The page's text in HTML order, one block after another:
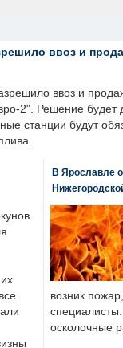
ввоз и
ввоз и
2". Решение будет
станции будут
В Ярославле
возник
осколочные